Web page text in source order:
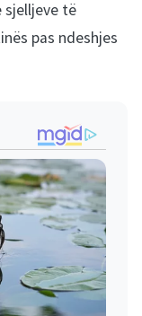
sjelljeve të
pas ndeshjes